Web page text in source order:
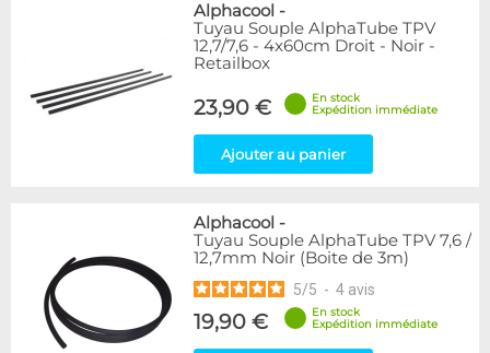
Alphacool -
Tuyau Souple AlphaTube TPV
12,7/7,6 - 4x60cm Droit - Noir -
Retailbox
23,90 €
En stock
Expédition immédiate
Ajouter au panier
Alphacool -
Tuyau Souple AlphaTube TPV 7,6 /
12,7mm Noir (Boite de 3m)
5/5 - 4 avis
19,90 €
En stock
Expédition immédiate